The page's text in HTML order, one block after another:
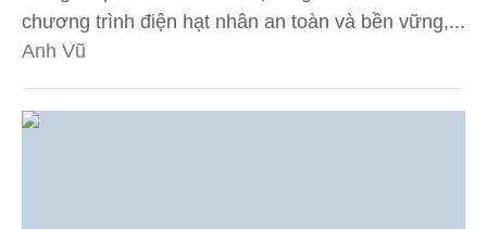
chương trình điện hạt nhân an toàn và bền vững,...
Anh Vũ